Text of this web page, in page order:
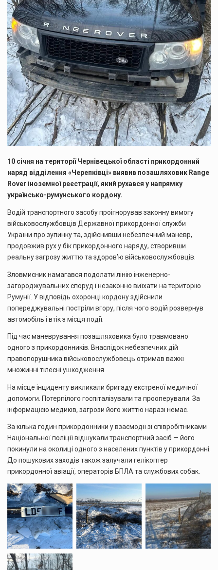
10 січня на території Чернівецької області прикордонний
наряд відділення «Черепківці» виявив позашляховик Range
Rover іноземної реєстрації, який рухався у напрямку
українсько-румунського кордону.
Водій транспортного засобу проігнорував законну вимогу
військовослужбовців Державної прикордонної служби
України про зупинку та, здійснивши небезпечний маневр,
продовжив рух у бік прикордонного наряду, створивши
реальну загрозу життю та здоров’ю військовослужбовців.
Зловмисник намагався подолати лінію інженерно-
загороджувальних споруд і незаконно виїхати на територію
Румунії. У відповідь охоронці кордону здійснили
попереджувальні постріли вгору, після чого водій розвернув
автомобіль і втік з місця події.
Під час маневрування позашляховика було травмовано
одного з прикордонників. Внаслідок небезпечних дій
правопорушника військовослужбовець отримав важкі
множинні тілесні ушкодження.
На місце інциденту викликали бригаду екстреної медичної
допомоги. Потерпілого госпіталізували та прооперували. За
інформацією медиків, загрози його життю наразі немає.
За кілька годин прикордонники у взаємодії зі співробітниками
Національної поліції відшукали транспортний засіб — його
покинули на околиці одного з населених пунктів у прикордонні.
До пошукових заходів також залучали гелікоптер
прикордонної авіації, операторів БПЛА та службових собак.